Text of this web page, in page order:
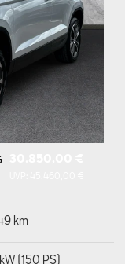
km
(150 PS)